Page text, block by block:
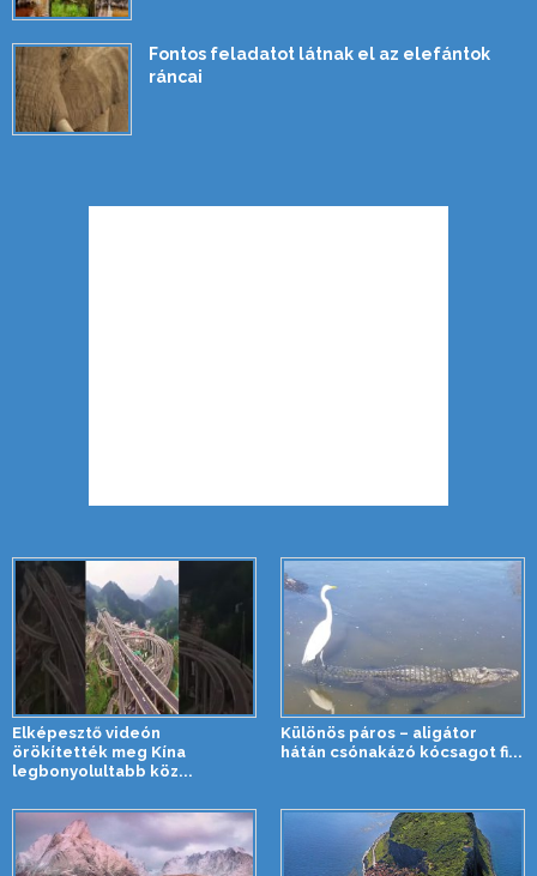
Fontos feladatot látnak el az elefántok
ráncai
Elképesztő videón
örökítették meg Kína
legbonyolultabb köz...
Különös páros – aligátor
hátán csónakázó kócsagot fi...